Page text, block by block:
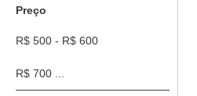
Preço
R$ 500 - R$ 600
R$ 700 ...